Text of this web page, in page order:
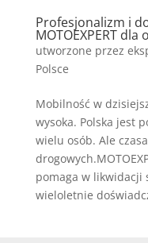
Profesjonalizm i
MOTOEXPERT
utworzone przez
Polsce
Mobilność w
wysoka. Polska jest
wielu osób. Ale
pomaga w likwidacji
wieloletnie